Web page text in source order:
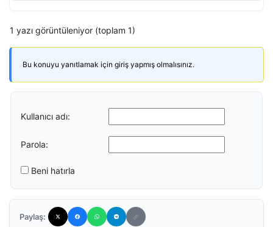
1 yazı görüntüleniyor (toplam 1)
Bu konuyu yanıtlamak için giriş yapmış olmalısınız.
Kullanıcı adı:
Parola:
Beni hatırla
Paylaş: